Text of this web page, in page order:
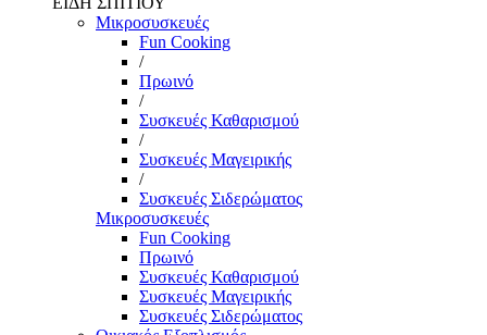
Μικροσυσκευές
Fun Cooking
/
Πρωινό
/
Συσκευές Καθαρισμού
/
Συσκευές Μαγειρικής
/
Συσκευές Σιδερώματος
Μικροσυσκευές
Fun Cooking
Πρωινό
Συσκευές Καθαρισμού
Συσκευές Μαγειρικής
Συσκευές Σιδερώματος